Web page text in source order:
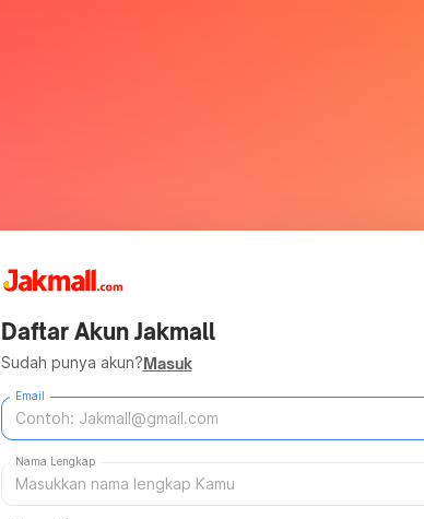
Daftar Akun Jakmall
Sudah punya akun?Masuk
Email
Nama Lengkap